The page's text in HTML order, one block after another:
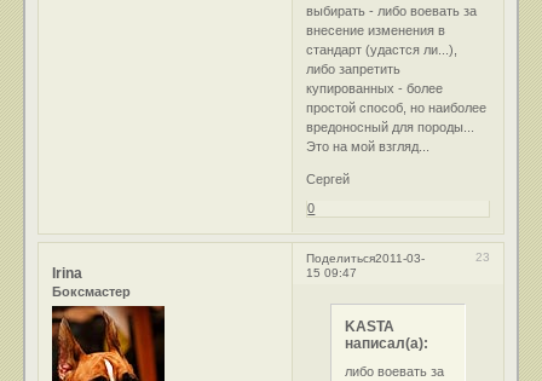
выбирать - либо воевать за
внесение изменения в
стандарт (удастся ли...),
либо запретить
купированных - более
простой способ, но наиболее
вредоносный для породы...
Это на мой взгляд...
Сергей
0
Поделиться 23
2011-03-
15 09:47
Irina
Боксмастер
KASTA
написал(а):
либо воевать за